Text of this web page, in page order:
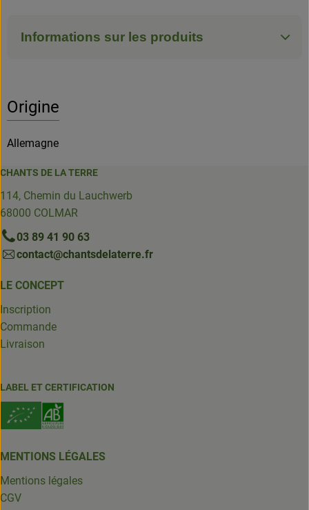
Informations sur les produits
Origine
Allemagne
CHANTS DE LA TERRE
114, Chemin du Lauchwerb
68000 COLMAR
03 89 41 90 63
contact@chantsdelaterre.fr
LE CONCEPT
Inscription
Commande
Livraison
LABEL ET CERTIFICATION
MENTIONS LÉGALES
Mentions légales
CGV